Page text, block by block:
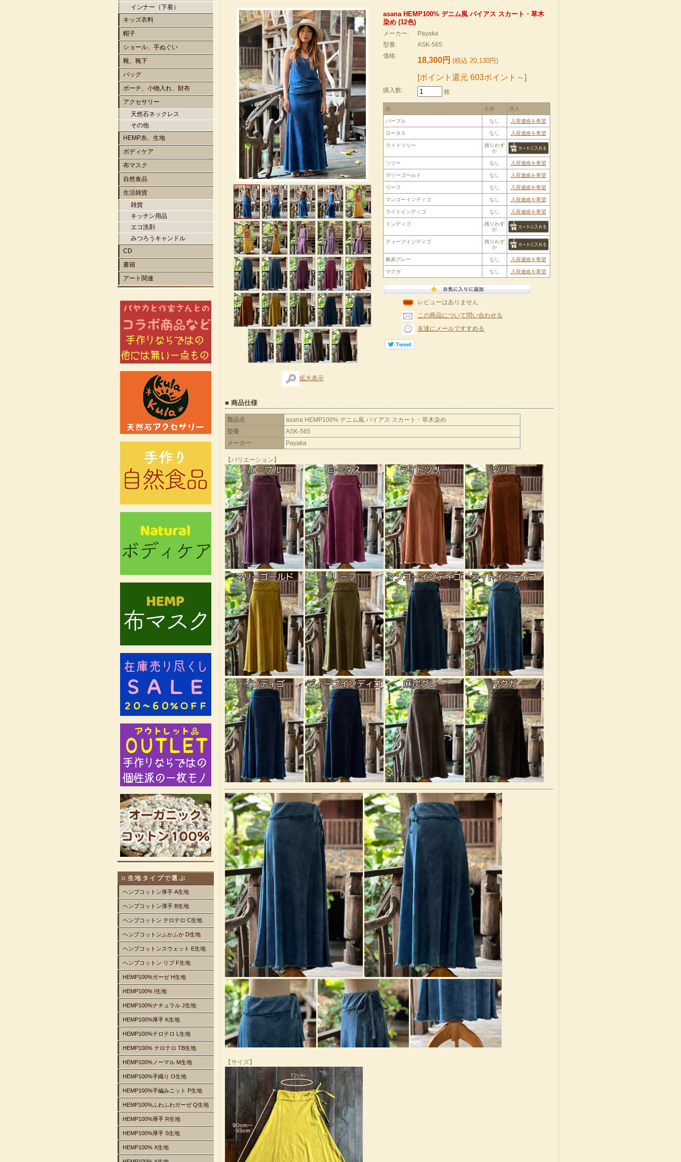
インナー（下着）
キッズ衣料
帽子
ショール、手ぬぐい
靴、靴下
バッグ
ポーチ、小物入れ、財布
アクセサリー
天然石ネックレス
その他
HEMP糸、生地
ボディケア
布マスク
自然食品
生活雑貨
雑貨
キッチン用品
エコ洗剤
みつろうキャンドル
CD
書籍
アート関連
生地タイプで選ぶ
ヘンプコットン厚手 A生地
ヘンプコットン薄手 B生地
ヘンプコットン テロテロ C生地
ヘンプコットンふかふか D生地
ヘンプコットンスウェット E生地
ヘンプコットン リブ F生地
HEMP100%ガーゼ H生地
HEMP100% I生地
HEMP100%ナチュラル J生地
HEMP100%厚手 K生地
HEMP100%テロテロ L生地
HEMP100% テロテロ TB生地
HEMP100%ノーマル M生地
HEMP100%手織り O生地
HEMP100%手編みニット P生地
HEMP100%ふわふわガーゼ Q生地
HEMP100%厚手 R生地
HEMP100%厚手 S生地
HEMP100% X生地
拡大表示
asana HEMP100% デニム風 バイアス スカート・草木
染め (12色)
メーカー:
Payaka
型番:
ASK-565
価格:
18,300円 (税込 20,130円)
[ポイント還元 603ポイント～]
購入数: 枚
色 在庫 購入
パープル なし 入荷連絡を希望
ロータス なし 入荷連絡を希望
ライトツリー
残りわず
か
ツリー なし 入荷連絡を希望
マリーゴールド なし 入荷連絡を希望
リーフ なし 入荷連絡を希望
マンゴーインディゴ なし 入荷連絡を希望
ライトインディゴ なし 入荷連絡を希望
インディゴ
残りわず
か
ディープインディゴ
残りわず
か
麻炭グレー なし 入荷連絡を希望
マクガ なし 入荷連絡を希望
レビューはありません
この商品について問い合わせる
友達にメールですすめる
■ 商品仕様
製品名
asana HEMP100% デニム風 バイアス スカート・草木染め
型番
ASK-565
メーカー
Payaka
【バリエーション】
【サイズ】